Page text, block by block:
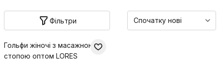
Фільтри
Гольфи жіночі з масажною
стопою оптом LORES